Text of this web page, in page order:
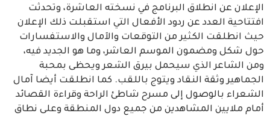
الإعلان عن انطلاق البرنامج في نسخته العاشرة، وتحدثت
افتتاحية العدد عن ردود الأفعال التي استقبلت ذلك الإعلان
حيث انطلقت الكثير من التوقعات والآمال والاستفسارات
حول شكل ومضمون الموسم العاشر، وما هو الجديد فيه،
ومن الشاعر الذي سيحمل بيرق الشعر ويحظى بمحبة
الجماهير وثقة النقاد ويتوج باللقب. كما انطلقت أيضا آمال
الشعراء بالوصول إلى مسرح شاطئ الراحة وقراءة القصائد
أمام ملايين المشاهدين من جميع دول المنطقة وعلى نطاق